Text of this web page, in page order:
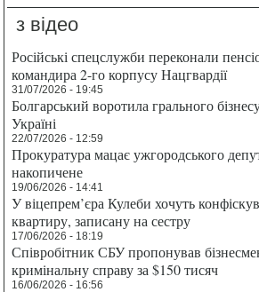
з відео
Російські спецслужби переконали
командира 2-го корпусу Нацгвардії
31/07/2026 - 19:45
Болгарський воротила грального
Україні
22/07/2026 - 12:59
Прокуратура мацає ужгородського
накопичене
19/06/2026 - 14:41
У віцепрем’єра Кулеби хочуть
квартиру, записану на сестру
17/06/2026 - 18:19
Співробітник СБУ пропонував
кримінальну справу за $150 тисяч
16/06/2026 - 16:56